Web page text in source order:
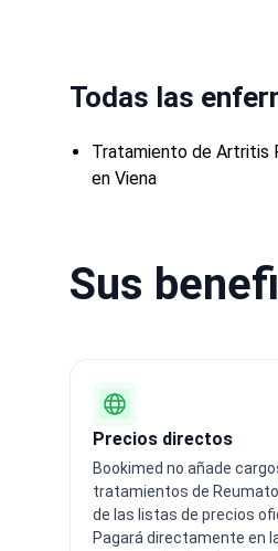
Todas las
Tratamiento de Artritis
en Viena
Sus
Precios directos
Bookimed no añade
tratamientos de
de las listas de precios
Pagará directamente en